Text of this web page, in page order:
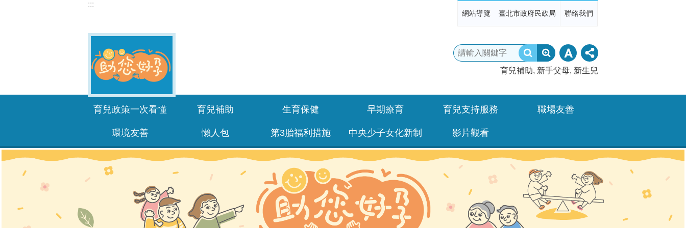
:::
網站導覽 臺北市政府民政局 聯絡我們
育兒補助 新手父母 新生兒
育兒政策一次看懂 育兒補助 生育保健 早期療育 育兒支持服務 職場友善
環境友善 懶人包 第3胎福利措施 中央少子女化新制 影片觀看